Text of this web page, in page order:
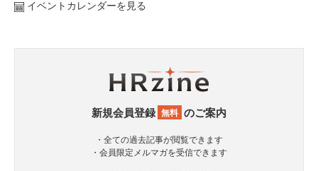
イベントカレンダーを見る
新規会員登録 無料 のご案内
・全ての過去記事が閲覧できます
・会員限定メルマガを受信できます